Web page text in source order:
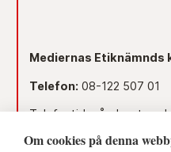
Mediernas Etiknämnds
Telefon: 08-122 507 01
Telefontid måndag-
Om cookies på denna